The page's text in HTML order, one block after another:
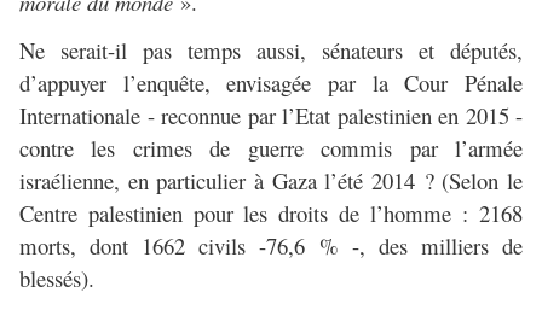
Ne serait-il pas temps aussi, sénateurs et députés,
d’appuyer l’enquête, envisagée par la Cour Pénale
Internationale - reconnue par l’Etat palestinien en 2015 -
contre les crimes de guerre commis par l’armée
israélienne, en particulier à Gaza l’été 2014 ? (Selon le
Centre palestinien pour les droits de l’homme : 2168
morts, dont 1662 civils -76,6 % -, des milliers de
blessés).